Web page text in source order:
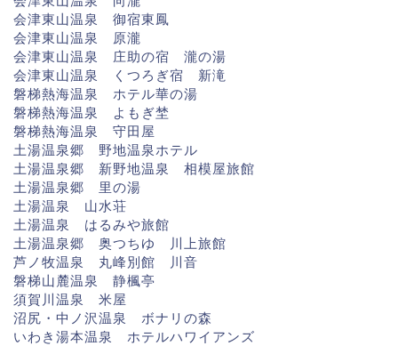
会津東山温泉 御宿東鳳
会津東山温泉 原瀧
会津東山温泉 庄助の宿 瀧の湯
会津東山温泉 くつろぎ宿 新滝
磐梯熱海温泉 ホテル華の湯
磐梯熱海温泉 よもぎ埜
磐梯熱海温泉 守田屋
土湯温泉郷 野地温泉ホテル
土湯温泉郷 新野地温泉 相模屋旅館
土湯温泉郷 里の湯
土湯温泉 山水荘
土湯温泉 はるみや旅館
土湯温泉郷 奥つちゆ 川上旅館
芦ノ牧温泉 丸峰別館 川音
磐梯山麓温泉 静楓亭
須賀川温泉 米屋
沼尻・中ノ沢温泉 ボナリの森
いわき湯本温泉 ホテルハワイアンズ